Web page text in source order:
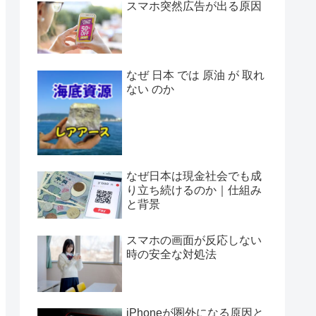
スマホ突然広告が出る原因
なぜ 日本 では 原油 が 取れ
ない のか
なぜ日本は現金社会でも成
り立ち続けるのか｜仕組み
と背景
スマホの画面が反応しない
時の安全な対処法
iPhoneが圏外になる原因と